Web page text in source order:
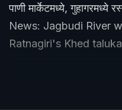
पाणी मार्केटमध्ये,
News: Jagbudi River
Ratnagiri's Khed